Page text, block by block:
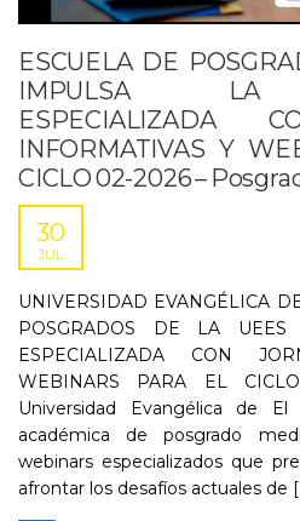
ESCUELA DE
IMPULSA LA
ESPECIALIZADA
INFORMATIVAS Y
CICLO 02-2026 –
30
JUL
UNIVERSIDAD EVANGÉLICA
POSGRADOS DE LA
ESPECIALIZADA CON
WEBINARS PARA EL
Universidad Evangélica de
académica de posgrado
webinars especializados que
afrontar los desafíos actuales de